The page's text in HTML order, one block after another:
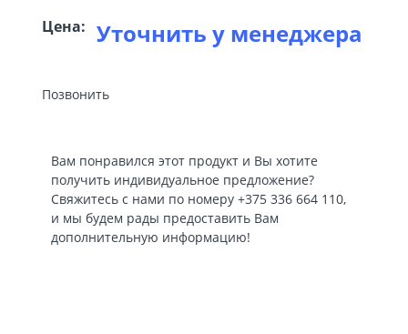
Цена: Уточнить у менеджера
Позвонить
Вам понравился этот продукт и Вы хотите
получить индивидуальное предложение?
Свяжитесь с нами по номеру +375 336 664 110,
и мы будем рады предоставить Вам
дополнительную информацию!